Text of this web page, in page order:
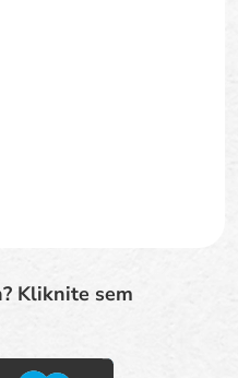
Kliknite sem